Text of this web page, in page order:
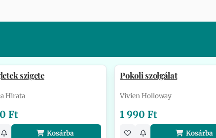
szigete
Hirata
Ft
Kosárba
Pokoli szolgálat
Vivien Holloway
1 990 Ft
Kosárba